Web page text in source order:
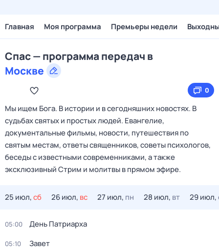
Главная Моя программа Премьеры недели
Спас — программа передач в
Москве
0
Мы ищем Бога. В истории и в сегодняшних новостях. В
судьбах святых и простых людей. Евангелие,
документальные фильмы, новости, путешествия по
святым местам, ответы священников, советы психологов,
беседы с известными современниками, а также
эксклюзивный Стрим и молитвы в прямом эфире.
25 июл,сб 26 июл, вс 27 июл, пн 28 июл, вт 29 июл,
05:00 День Патриарха
05:10 Зaвeт